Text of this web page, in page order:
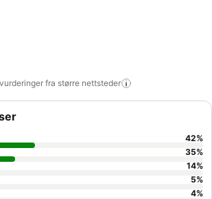
fra større nettsteder
42%
35%
14%
5%
4%